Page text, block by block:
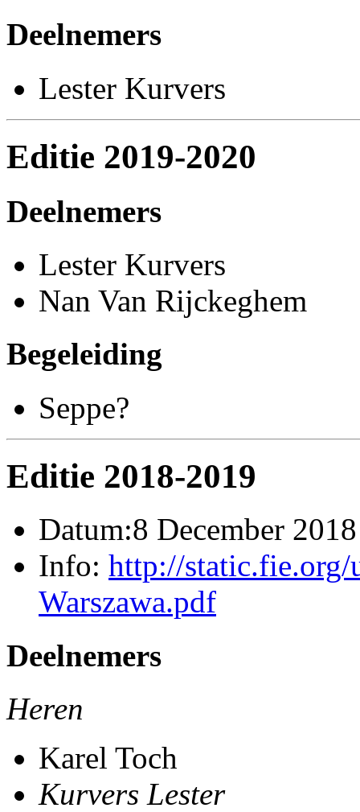
Deelnemers
Lester Kurvers
Editie 2019-2020
Deelnemers
Lester Kurvers
Nan Van Rijckeghem
Begeleiding
Seppe?
Editie 2018-2019
Datum:8 December 2018
Info: http://
Warszawa.pdf
Deelnemers
Heren
Karel Toch
Kurvers Lester